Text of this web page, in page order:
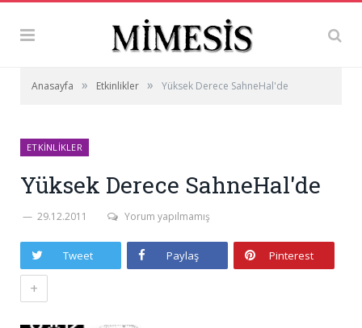
Anasayfa » Etkinlikler » Yüksek Derece SahneHal'de
ETKINLIKLER
Yüksek Derece SahneHal'de
29.12.2011 Yorum yapılmamış
Tweet Paylaş Pinterest
+